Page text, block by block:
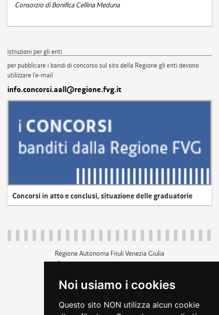
Noi usiamo i cookies
Questo sito NON utilizza alcun cookie
Consorzio di Bonifica Cellina Meduna
istruzioni per gli enti
per pubblicare i bandi di concorso sul sito della Regione gli enti devono
utilizzare l'e-mail
info.concorsi.aall@regione.fvg.it
Concorsi in atto e conclusi, situazione delle graduatorie
Regione Autonoma Friuli Venezia Giulia
c.f. 80014930327; p.iva 00526040324
+39 040 3771111